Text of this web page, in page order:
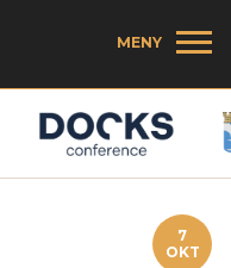
MENY
7
OKT